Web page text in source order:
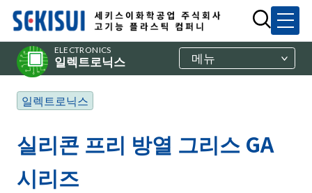
ELECTRONICS
일렉트로닉스 메뉴
일렉트로닉스
실리콘 프리 방열 그리스 GA
시리즈